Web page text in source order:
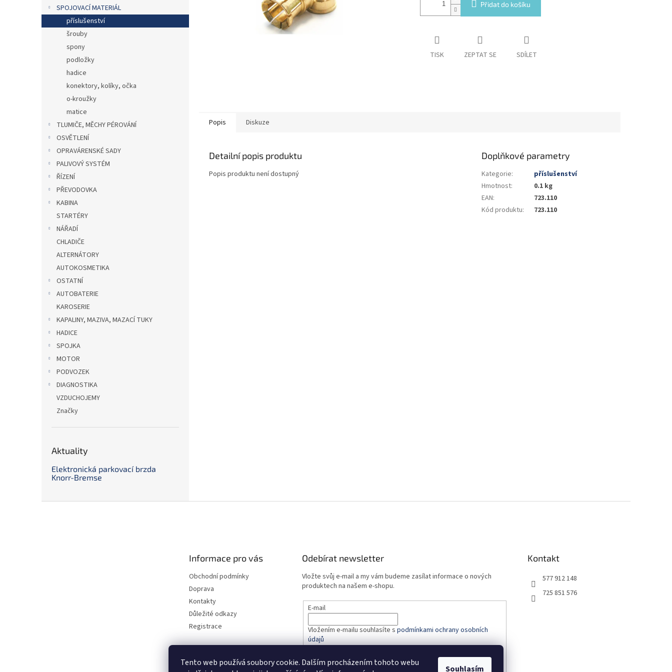
Tento web používá soubory cookie. Dalším procházením tohoto webu
Souhlasím
e
l
SPOJOVACÍ MATERIÁL
příslušenství
šrouby
spony
podložky
hadice
konektory, kolíky, očka
o-kroužky
matice
TLUMIČE, MĚCHY PÉROVÁNÍ
OSVĚTLENÍ
OPRAVÁRENSKÉ SADY
PALIVOVÝ SYSTÉM
ŘÍZENÍ
PŘEVODOVKA
KABINA
STARTÉRY
NÁŘADÍ
CHLADIČE
ALTERNÁTORY
AUTOKOSMETIKA
OSTATNÍ
AUTOBATERIE
KAROSERIE
KAPALINY, MAZIVA, MAZACÍ TUKY
HADICE
SPOJKA
MOTOR
PODVOZEK
DIAGNOSTIKA
VZDUCHOJEMY
Značky
Aktuality
Elektronická parkovací brzda
Knorr-Bremse
Přidat do košíku
TISK ZEPTAT SE SDÍLET
Popis Diskuze
Detailní popis produktu
Popis produktu není dostupný
Doplňkové parametry
Kategorie:
příslušenství
Hmotnost:
0.1 kg
EAN:
723.110
Kód produktu: 723.110
Informace pro vás
Obchodní podmínky
Doprava
Kontakty
Důležité odkazy
Registrace
Odebírat newsletter
Vložte svůj e-mail a my vám budeme zasílat informace o nových
produktech na našem e-shopu.
E-mail
Vložením e-mailu souhlasíte s podmínkami ochrany osobních
údajů
PŘIHLÁSIT SE
Kontakt
577 912 148
725 851 576